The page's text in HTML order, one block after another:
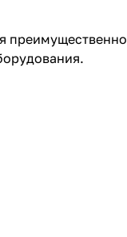
преимущественно